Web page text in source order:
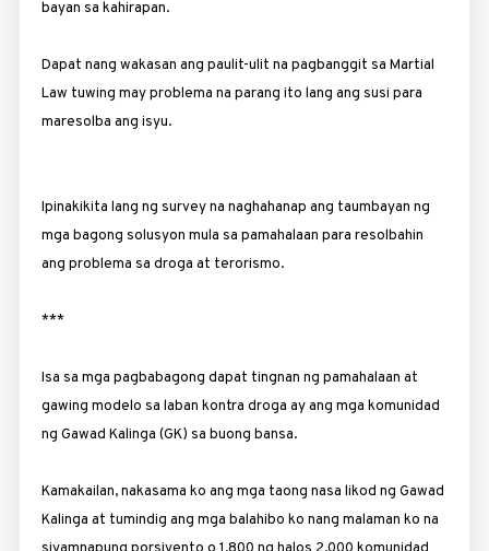
bayan sa kahirapan.
Dapat nang wakasan ang paulit-ulit na pagbanggit sa ­Martial
Law tuwing may problema na parang ito lang ang susi para
maresolba ang isyu.
Ipinakikita lang ng survey na naghahanap ang taumbayan ng
mga bagong solusyon mula sa pamahalaan para resolbahin
ang problema sa droga at terorismo.
***
Isa sa mga pagbabagong dapat tingnan ng pamahalaan at
gawing modelo sa laban kontra droga ay ang mga komunidad
ng Gawad Kalinga (GK) sa buong bansa.
Kamakailan, nakasama ko ang mga taong nasa likod ng Gawad
Kalinga at tumindig ang mga balahibo ko nang ­malaman ko na